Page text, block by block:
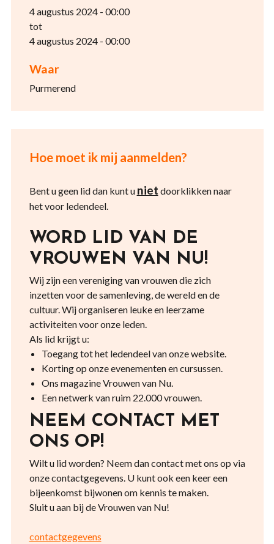
4 augustus 2024 - 00:00
tot
4 augustus 2024 - 00:00
Waar
Purmerend
Hoe moet ik mij aanmelden?
Bent u geen lid dan kunt u niet doorklikken naar
het voor ledendeel.
WORD LID VAN DE
VROUWEN VAN NU!
Wij zijn een vereniging van vrouwen die zich
inzetten voor de samenleving, de wereld en de
cultuur. Wij organiseren leuke en leerzame
activiteiten voor onze leden.
Als lid krijgt u:
Toegang tot het ledendeel van onze website.
Korting op onze evenementen en cursussen.
Ons magazine Vrouwen van Nu.
Een netwerk van ruim 22.000 vrouwen.
NEEM CONTACT MET
ONS OP!
Wilt u lid worden? Neem dan contact met ons op via
onze contactgegevens. U kunt ook een keer een
bijeenkomst bijwonen om kennis te maken.
Sluit u aan bij de Vrouwen van Nu!
contactgegevens